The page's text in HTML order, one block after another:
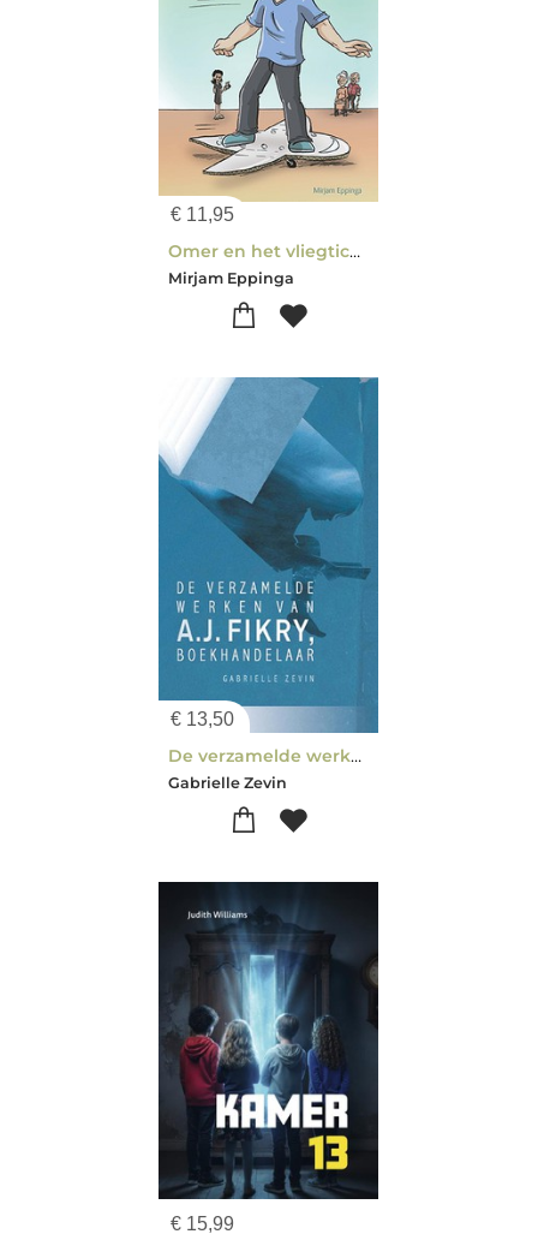
€ 11,95
Omer en het vliegticket
Mirjam Eppinga
€ 13,50
De verzamelde werken van A.J. Fikry, boekhandelaar
Gabrielle Zevin
€ 15,99